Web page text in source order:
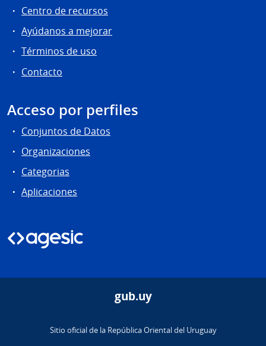
Centro de recursos
Ayúdanos a mejorar
Términos de uso
Contacto
Acceso por perfiles
Conjuntos de Datos
Organizaciones
Categorias
Aplicaciones
gub.uy
Sitio oficial de la República Oriental del Uruguay